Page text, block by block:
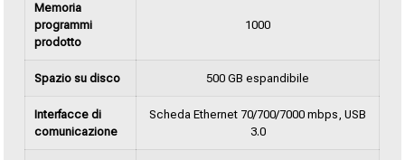
Memoria
programmi
prodotto
1000
Spazio su disco 500 GB espandibile
Interfacce di
comunicazione
Scheda Ethernet 70/700/7000 mbps, USB
3.0